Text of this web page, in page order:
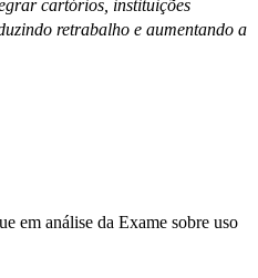
cartórios, instituições
retrabalho e aumentando a
em análise da Exame sobre uso